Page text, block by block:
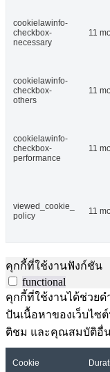
cookielawinfo-
checkbox-
necessary
11
cookielawinfo-
checkbox-
others
11
cookielawinfo-
checkbox-
performance
11
viewed_cookie_
policy
11
คุกกี้ที่ใช้งานฟังก์ชัน
functional
คุกกี้ที่ใช้งานได้ช่วยด
ปันเนื้อหาของเว็บไซ
ติชม และคุณสมบัติอื่
Cookie